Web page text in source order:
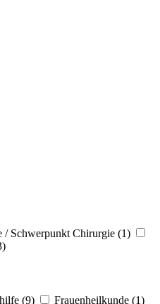
/ Schwerpunkt Chirurgie (1)
(9) Frauenheilkunde (1)